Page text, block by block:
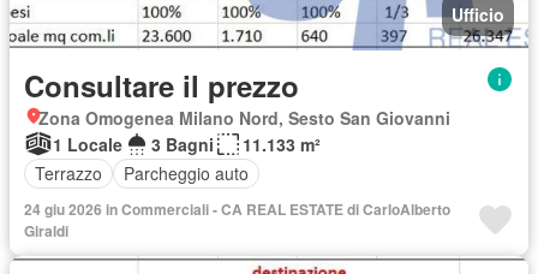
Ufficio
Consultare il prezzo
Zona Omogenea Milano Nord, Sesto San Giovanni
1 Locale
3 Bagni
11.133 m²
Terrazzo
Parcheggio auto
24 giu 2026 in Commerciali - CA REAL ESTATE di CarloAlberto
Giraldi